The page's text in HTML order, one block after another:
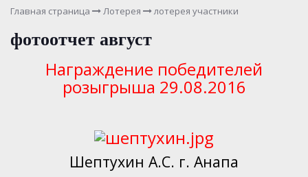
Главная страница Лотерея лотерея участники
фотоотчет август
Награждение победителей
розыгрыша 29.08.2016
Шептухин А.С. г. Анапа